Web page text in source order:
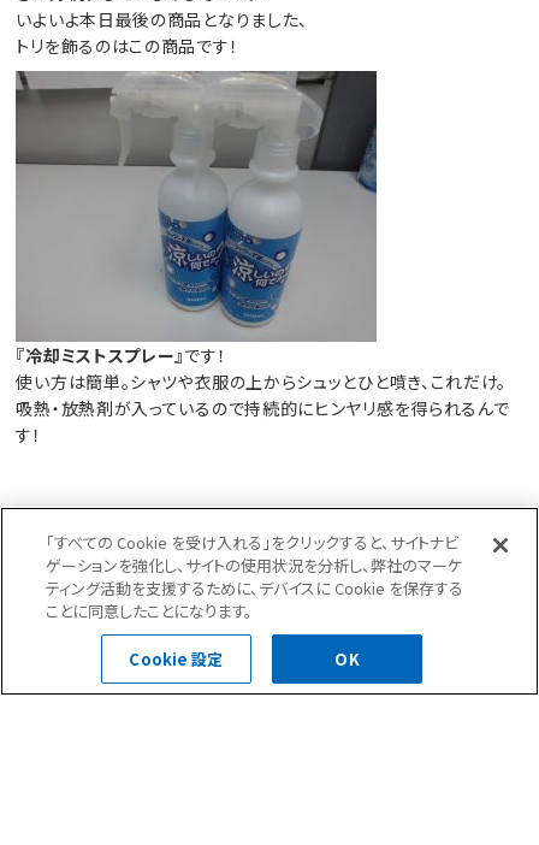
いよいよ本日最後の商品となりました、
トリを飾るのはこの商品です！
『冷却ミストスプレー』です！
使い方は簡単。シャツや衣服の上からシュッとひと噴き、これだけ。
吸熱・放熱剤が入っているので持続的にヒンヤリ感を得られるんで
す！
如何でしょうか。
これからの暑い時期、少しでも安全で快適な作業環境を作るため、
現場ではこういった取り組みをしているんです。
…取り組みを紹介するつもりだったんですが、通販番組のようになっ
てしまいましたね(笑)
※送料・金利手数料は負担できません！※
「すべての Cookie を受け入れる」をクリックすると、サイトナビ
ゲーションを強化し、サイトの使用状況を分析し、弊社のマーケ
ティング活動を支援するために、デバイスに Cookie を保存する
ことに同意したことになります。
Cookie 設定 OK